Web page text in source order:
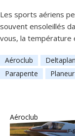
Les sports aériens
souvent ensoleillés
vous, la température
Aéroclub
Parapente
Aéroclub